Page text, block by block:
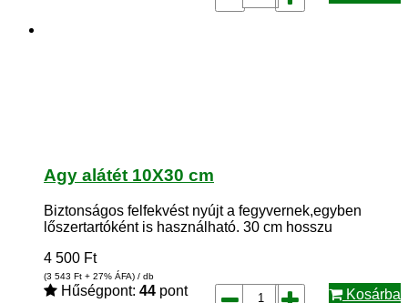
Agy alátét 10X30 cm
Biztonságos felfekvést nyújt a fegyvernek,egyben
lőszertartóként is használható. 30 cm hosszu
4 500 Ft
(3 543 Ft + 27% ÁFA) / db
Hűségpont: 44 pont Kosárba